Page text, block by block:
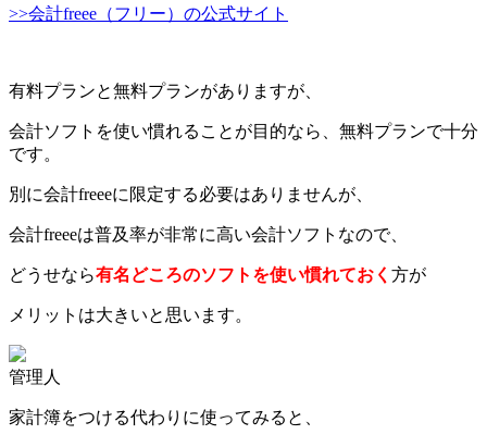
>>会計freee（フリー）の公式サイト
有料プランと無料プランがありますが、
会計ソフトを使い慣れることが目的なら、無料プランで十分
です。
別に会計freeeに限定する必要はありませんが、
会計freeeは普及率が非常に高い会計ソフトなので、
どうせなら有名どころのソフトを使い慣れておく 方が
メリットは大きいと思います。
管理人
家計簿をつける代わりに使ってみると、